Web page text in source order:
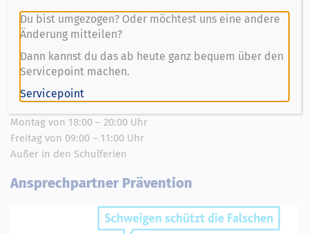
Hauptstraße 18
40668 Meerbusch
Telefon: 0 21 50 / 64 88
Fax: 0 21 50 / 60 89 31
Montag von 18:00 – 20:00 Uhr
Freitag von 09:00 – 11:00 Uhr
Außer in den Schulferien
Ansprechpartner Prävention
Du bist umgezogen? Oder möchtest uns eine andere
Änderung mitteilen?
Dann kannst du das ab heute ganz bequem über den
Servicepoint machen.
Servicepoint